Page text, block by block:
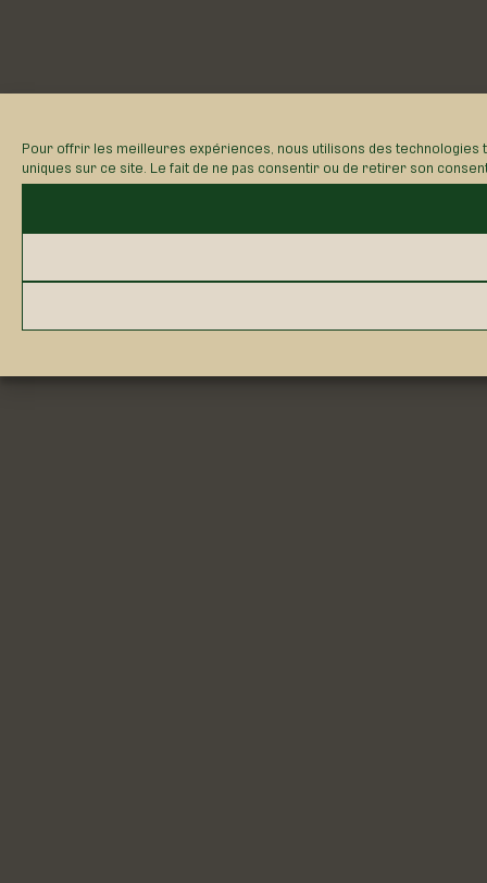
Pour offrir les meilleures expériences, nous utilisons des
uniques sur ce site. Le fait de ne pas consentir ou de retirer son